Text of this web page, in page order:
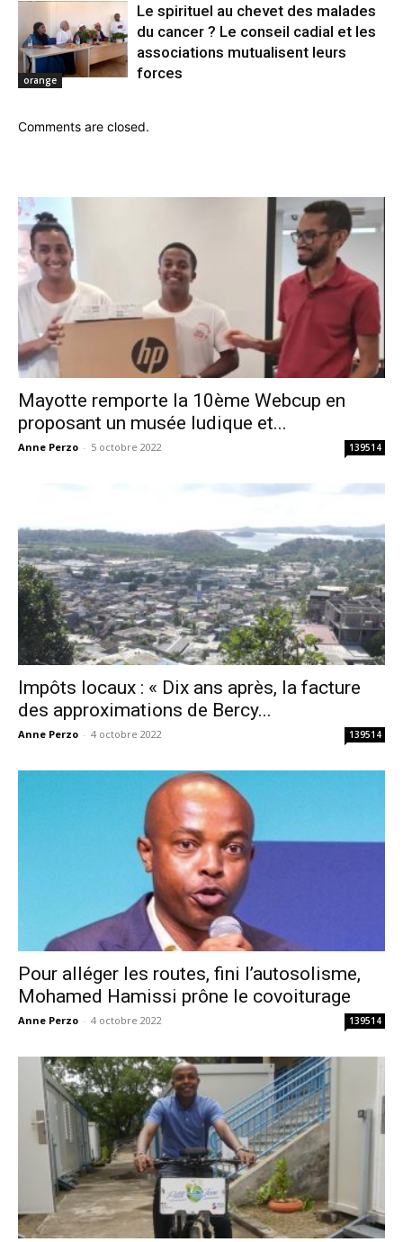
orange
Le spirituel au chevet des malades
du cancer ? Le conseil cadial et les
associations mutualisent leurs
forces
Comments are closed.
Mayotte remporte la 10ème Webcup en
proposant un musée ludique et...
Anne Perzo - 5 octobre 2022 139514
Impôts locaux : « Dix ans après, la facture
des approximations de Bercy...
Anne Perzo - 4 octobre 2022 139514
Pour alléger les routes, fini l’autosolisme,
Mohamed Hamissi prône le covoiturage
Anne Perzo - 4 octobre 2022 139514